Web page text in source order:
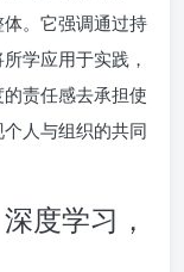
。它强调通过持
学应用于实践，
责任感去承担使
人与组织的共同
度学习，